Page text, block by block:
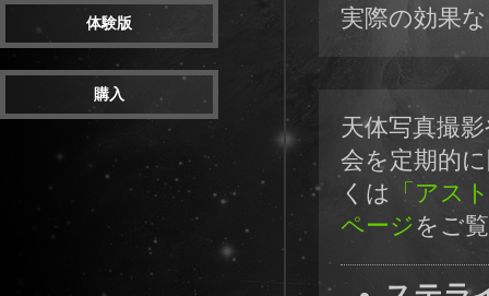
体験版
購入
実際の効果
天体写真撮
会を定期的
くは
「アス
ページをご